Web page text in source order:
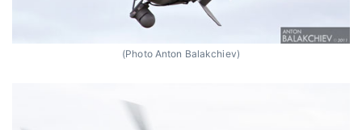
(Photo Anton Balakchiev)